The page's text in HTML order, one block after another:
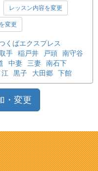
レッスン内容を変更
変更
くばエクスプレス
手 稲戸井 戸頭
南守谷
中妻 三妻
南石下
江 黒子 大田郷 下館
・変更